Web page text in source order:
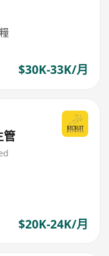
$30K-33K/月
管
$20K-24K/月